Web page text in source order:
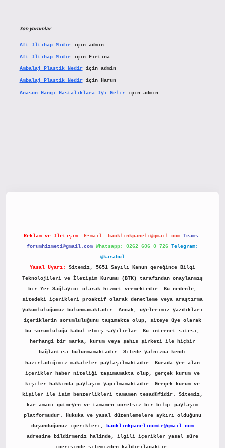
Son yorumlar
Aft Iltihap Mıdıriçin admin
Aft Iltihap Mıdıriçin Fırtına
Ambalaj Plastik Nediriçin admin
Ambalaj Plastik Nediriçin Harun
Anason Hangi Hastalıklara Iyi Geliriçin admin
Reklam ve İletişim: E-mail: backlinkpaneli@gmail.com Teams:
forumhizmeti@gmail.com Whatsapp: 0262 606 0 726 Telegram:
@karabul
Yasal Uyarı:
Sitemiz, 5651 Sayılı Kanun gereğince Bilgi
Teknolojileri ve İletişim Kurumu (BTK) tarafından onaylanmış
bir Yer Sağlayıcı olarak hizmet vermektedir. Bu nedenle,
sitedeki içerikleri proaktif olarak denetleme veya araştırma
yükümlülüğümüz bulunmamaktadır. Ancak, üyelerimiz yazdıkları
içeriklerin sorumluluğunu taşımakta olup, siteye üye olarak
bu sorumluluğu kabul etmiş sayılırlar. Bu internet sitesi,
herhangi bir marka, kurum veya şahıs şirketi ile hiçbir
bağlantısı bulunmamaktadır. Sitede yalnızca kendi
hazırladığımız makaleler paylaşılmaktadır. Burada yer alan
içerikler haber niteliği taşımamakta olup, gerçek kurum ve
kişiler hakkında paylaşım yapılmamaktadır. Gerçek kurum ve
kişiler ile isim benzerlikleri tamamen tesadüfidir. Sitemiz,
kar amacı gütmeyen ve tamamen ücretsiz bir bilgi paylaşım
platformudur. Hukuka ve yasal düzenlemelere aykırı olduğunu
düşündüğünüz içerikleri,
backlinkpanelicomtr@gmail.com
adresine bildirmeniz halinde, ilgili içerikler yasal süre